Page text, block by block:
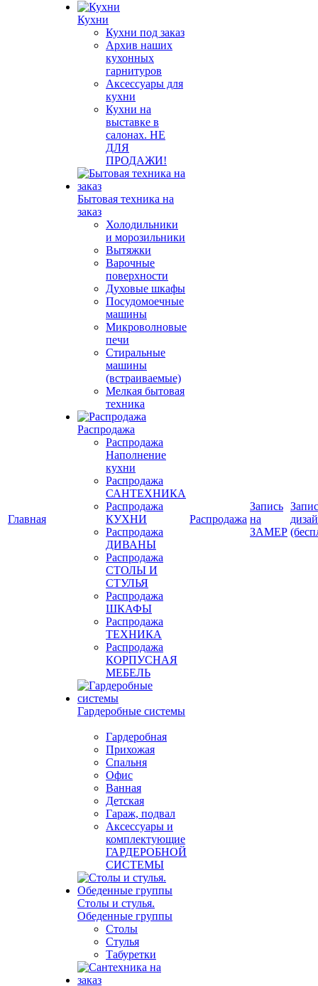
Главная
Кухни
Кухни под заказ
Архив наших
кухонных
гарнитуров
Аксессуары для
кухни
Кухни на
выставке в
салонах. НЕ
ДЛЯ
ПРОДАЖИ!
Бытовая техника на
заказ
Холодильники
и морозильники
Вытяжки
Варочные
поверхности
Духовые шкафы
Посудомоечные
машины
Микроволновые
печи
Стиральные
машины
(встраиваемые)
Мелкая бытовая
техника
Распродажа
Распродажа
Наполнение
кухни
Распродажа
САНТЕХНИКА
Распродажа
КУХНИ
Распродажа
ДИВАНЫ
Распродажа
СТОЛЫ И
СТУЛЬЯ
Распродажа
ШКАФЫ
Распродажа
ТЕХНИКА
Распродажа
КОРПУСНАЯ
МЕБЕЛЬ
Гардеробные системы
Гардеробная
Прихожая
Спальня
Офис
Ванная
Детская
Гараж, подвал
Аксессуары и
комплектующие
ГАРДЕРОБНОЙ
СИСТЕМЫ
Столы и стулья.
Обеденные группы
Столы
Стулья
Табуретки
Распродажа
Запись
на
ЗАМЕР